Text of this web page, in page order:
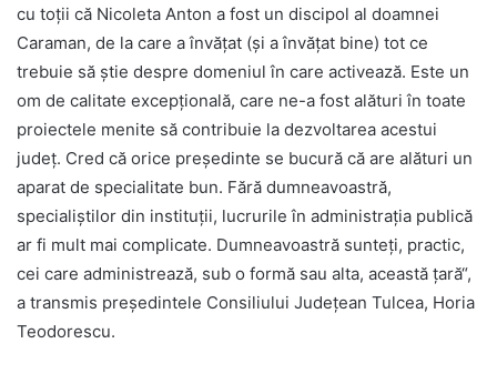
cu toții că Nicoleta Anton a fost un discipol al doamnei
Caraman, de la care a învățat (și a învățat bine) tot ce
trebuie să știe despre domeniul în care activează. Este un
om de calitate excepțională, care ne-a fost alături în toate
proiectele menite să contribuie la dezvoltarea acestui
județ. Cred că orice președinte se bucură că are alături un
aparat de specialitate bun. Fără dumneavoastră,
specialiștilor din instituții, lucrurile în administrația publică
ar fi mult mai complicate. Dumneavoastră sunteți, practic,
cei care administrează, sub o formă sau alta, această țară“,
a transmis președintele Consiliului Județean Tulcea, Horia
Teodorescu.